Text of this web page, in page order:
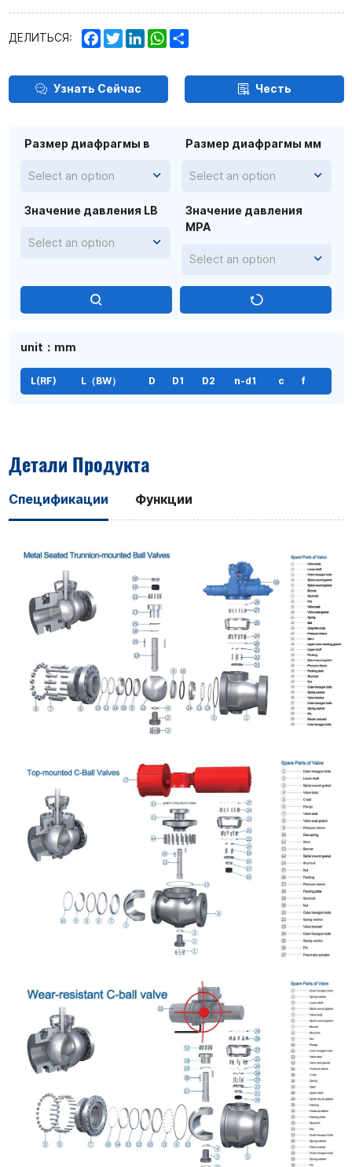
ДЕЛИТЬСЯ: Facebook
TwitterLinkedInWhatsApp
Share
Узнать Сейчас Честь
Значение давления LB
Select an option
Значение давления
MPA
Select an option
Размер диафрагмы мм
Select an option
Размер диафрагмы в
Select an option
unit：mm
L(RF) L（BW） D D1 D2 n-d1 c f
Детали Продукта
Спецификации Функции